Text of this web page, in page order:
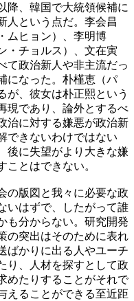
降、韓国で大統領候補に
人という点だ。李会昌
ムヒョン）、李明博
・チョルス）、文在寅
て政治新人や非主流だっ
になった。朴槿恵（パ
が、彼女は朴正熙という
現であり、論外とするべ
治に対する嫌悪が政治新
できないわけではない
後に失望がより大きな嫌
ことはできない。
の版図と我々に必要な政
いはずで、したがって誰
も分からない。研究開発
の突出はそのために表れ
ばかりに出る人やユーチ
り、人材を探すとして政
めたりすることがそれで
えることができる至近距